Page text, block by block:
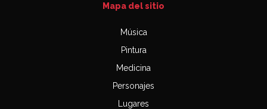
Mapa del sitio
Música
Pintura
Medicina
Personajes
Lugares